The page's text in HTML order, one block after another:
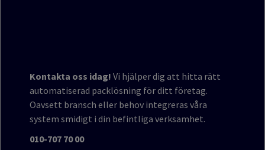
Kontakta oss idag! Vi hjälper dig att hitta rätt
automatiserad packlösning för ditt företag.
Oavsett bransch eller behov integreras våra
system smidigt i din befintliga verksamhet.
010-707 70 00